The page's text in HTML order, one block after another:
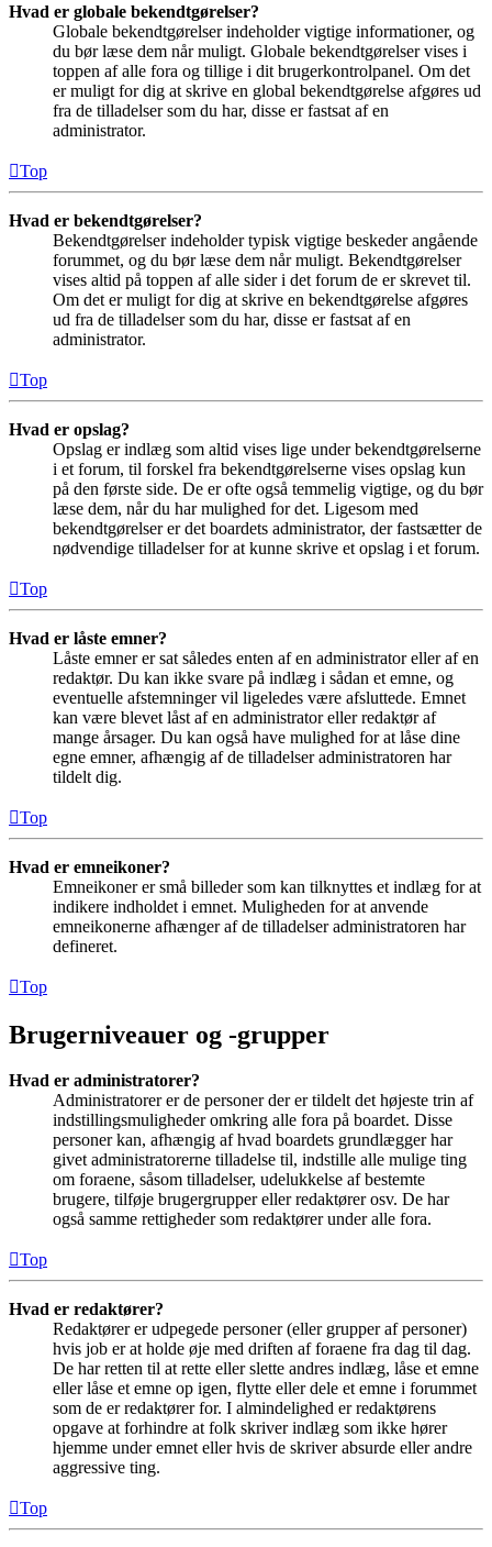
Hvad er globale bekendtgørelser?
Globale bekendtgørelser indeholder vigtige informationer, og
du bør læse dem når muligt. Globale bekendtgørelser vises i
toppen af alle fora og tillige i dit brugerkontrolpanel. Om det
er muligt for dig at skrive en global bekendtgørelse afgøres ud
fra de tilladelser som du har, disse er fastsat af en
administrator.
Top
Hvad er bekendtgørelser?
Bekendtgørelser indeholder typisk vigtige beskeder angående
forummet, og du bør læse dem når muligt. Bekendtgørelser
vises altid på toppen af alle sider i det forum de er skrevet til.
Om det er muligt for dig at skrive en bekendtgørelse afgøres
ud fra de tilladelser som du har, disse er fastsat af en
administrator.
Top
Hvad er opslag?
Opslag er indlæg som altid vises lige under bekendtgørelserne
i et forum, til forskel fra bekendtgørelserne vises opslag kun
på den første side. De er ofte også temmelig vigtige, og du bør
læse dem, når du har mulighed for det. Ligesom med
bekendtgørelser er det boardets administrator, der fastsætter de
nødvendige tilladelser for at kunne skrive et opslag i et forum.
Top
Hvad er låste emner?
Låste emner er sat således enten af en administrator eller af en
redaktør. Du kan ikke svare på indlæg i sådan et emne, og
eventuelle afstemninger vil ligeledes være afsluttede. Emnet
kan være blevet låst af en administrator eller redaktør af
mange årsager. Du kan også have mulighed for at låse dine
egne emner, afhængig af de tilladelser administratoren har
tildelt dig.
Top
Hvad er emneikoner?
Emneikoner er små billeder som kan tilknyttes et indlæg for at
indikere indholdet i emnet. Muligheden for at anvende
emneikonerne afhænger af de tilladelser administratoren har
defineret.
Top
Brugerniveauer og -grupper
Hvad er administratorer?
Administratorer er de personer der er tildelt det højeste trin af
indstillingsmuligheder omkring alle fora på boardet. Disse
personer kan, afhængig af hvad boardets grundlægger har
givet administratorerne tilladelse til, indstille alle mulige ting
om foraene, såsom tilladelser, udelukkelse af bestemte
brugere, tilføje brugergrupper eller redaktører osv. De har
også samme rettigheder som redaktører under alle fora.
Top
Hvad er redaktører?
Redaktører er udpegede personer (eller grupper af personer)
hvis job er at holde øje med driften af foraene fra dag til dag.
De har retten til at rette eller slette andres indlæg, låse et emne
eller låse et emne op igen, flytte eller dele et emne i forummet
som de er redaktører for. I almindelighed er redaktørens
opgave at forhindre at folk skriver indlæg som ikke hører
hjemme under emnet eller hvis de skriver absurde eller andre
aggressive ting.
Top